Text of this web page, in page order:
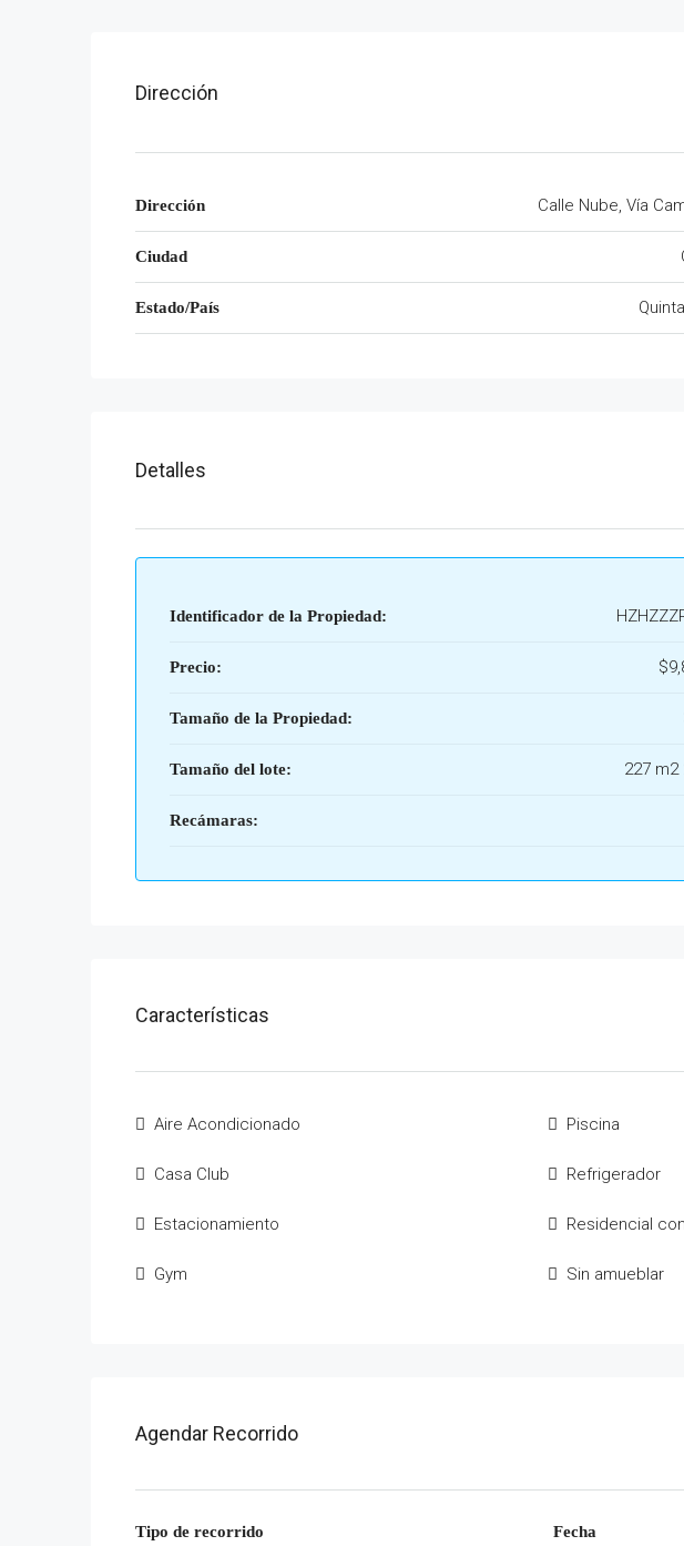
Dirección
Dirección Calle Nube, Vía
Ciudad
Estado/País
Detalles
Identificador de la Propiedad:
Precio:
Tamaño de la Propiedad:
Tamaño del lote: 227 m2
Recámaras:
Características
Aire Acondicionado
Casa Club
Estacionamiento
Gym
Piscina
Refrigerador
Residencial
Sin amueblar
Agendar Recorrido
Tipo de recorrido Fecha